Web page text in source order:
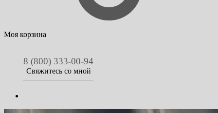
Моя корзина
8 (800) 333-00-94
Свяжитесь со мной